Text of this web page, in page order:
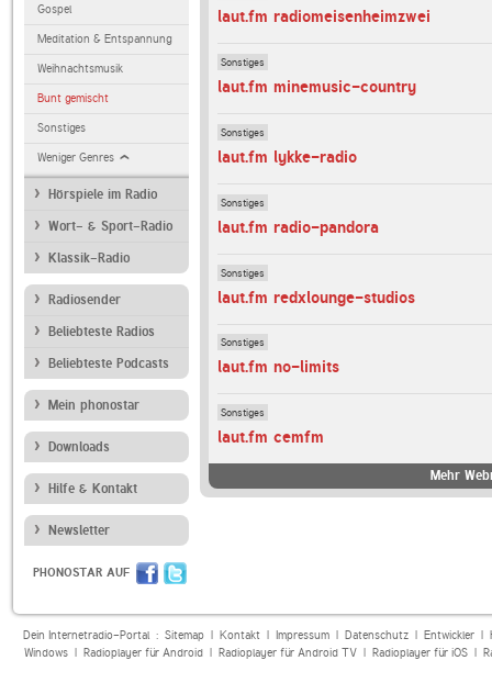
Gospel
Meditation & Entspannung
Weihnachtsmusik
Bunt gemischt
Sonstiges
Weniger Genres
Hörspiele im Radio
Wort- & Sport-Radio
Klassik-Radio
Radiosender
Beliebteste Radios
Beliebteste Podcasts
Mein phonostar
Downloads
Hilfe & Kontakt
Newsletter
PHONOSTAR AUF
laut.fm radiomeisenheimzwei
Sonstiges
laut.fm minemusic-country
Sonstiges
laut.fm lykke-radio
Sonstiges
laut.fm radio-pandora
Sonstiges
laut.fm redxlounge-studios
Sonstiges
laut.fm no-limits
Sonstiges
laut.fm cemfm
Mehr
Dein Internetradio-Portal : Sitemap| Kontakt| Impressum| Datenschutz| Entwickler|
Windows| Radioplayer für Android| Radioplayer für Android TV| Radioplayer für iOS|